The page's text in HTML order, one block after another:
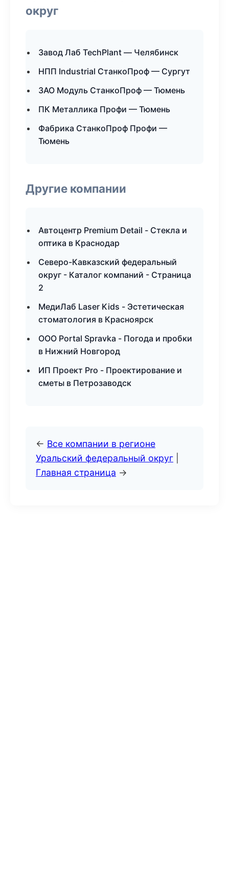
округ
Завод Лаб TechPlant — Челябинск
НПП Industrial СтанкоПроф — Сургут
ЗАО Модуль СтанкоПроф — Тюмень
ПК Металлика Профи — Тюмень
Фабрика СтанкоПроф Профи —
Тюмень
Другие компании
Автоцентр Premium Detail - Стекла и
оптика в Краснодар
Северо-Кавказский федеральный
округ - Каталог компаний - Страница
2
МедиЛаб Laser Kids - Эстетическая
стоматология в Красноярск
ООО Portal Spravka - Погода и пробки
в Нижний Новгород
ИП Проект Pro - Проектирование и
сметы в Петрозаводск
← Все компании в регионе
Уральский федеральный округ
Главная страница →